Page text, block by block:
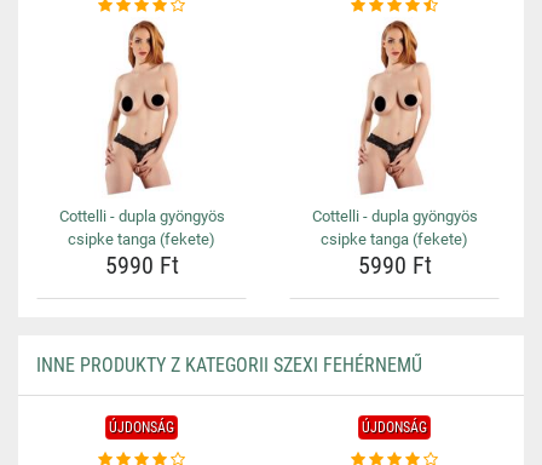
Cottelli - dupla gyöngyös
csipke tanga (fekete)
5990 Ft
Cottelli - dupla gyöngyös
csipke tanga (fekete)
5990 Ft
INNE PRODUKTY Z KATEGORII SZEXI FEHÉRNEMŰ
ÚJDONSÁG ÚJDONSÁG